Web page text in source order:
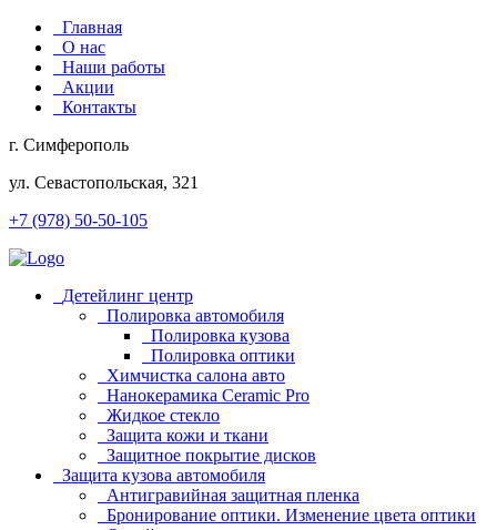
Главная
О нас
Наши работы
Акции
Контакты
г. Симферополь
ул. Севастопольская, 321
+7 (978) 50-50-105
Детейлинг центр
Полировка автомобиля
Полировка кузова
Полировка оптики
Химчистка салона авто
Нанокерамика Ceramic Pro
Жидкое стекло
Защита кожи и ткани
Защитное покрытие дисков
Защита кузова автомобиля
Антигравийная защитная пленка
Бронирование оптики. Изменение цвета оптики